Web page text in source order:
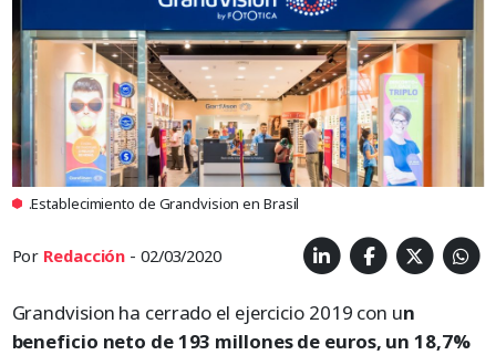
.Establecimiento de Grandvision en Brasil
Por Redacción - 02/03/2020
Grandvision ha cerrado el ejercicio 2019 con un
beneficio neto de 193 millones de euros, un 18,7%